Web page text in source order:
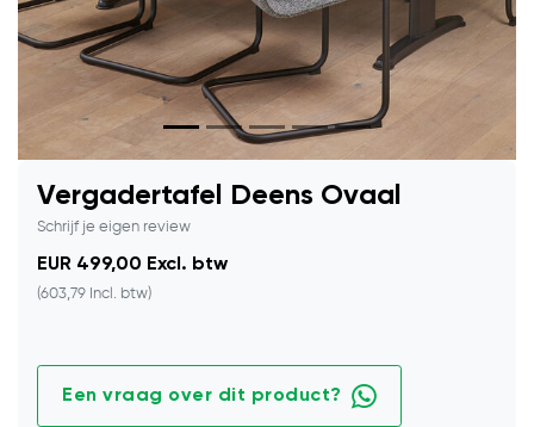
Vergadertafel Deens Ovaal
Schrijf je eigen review
EUR 499,00 Excl. btw
(603,79 Incl. btw)
Een vraag over dit product?